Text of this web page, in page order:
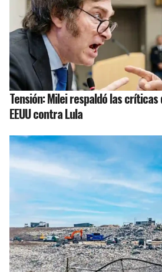
Tensión: Milei respaldó las
EEUU contra Lula